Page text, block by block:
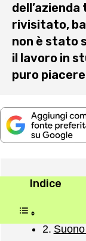
dell’azienda
rivisitato,
non è stato
il lavoro in
puro
Indice